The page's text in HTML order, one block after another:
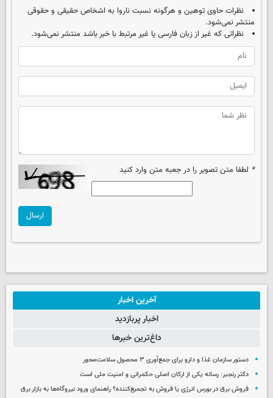
نظرات حاوی توهین و هرگونه نسبت ناروا به اشخاص حقیقی و حقوقی
منتشر نمی‌شود.
نظراتی که غیر از زبان فارسی یا غیر مرتبط با خبر باشد منتشر نمی‌شود.
* لطفا متن تصویر را در جعبه متن وارد کنید
ارسال
آخرین اخبار
اخبار پربازدید
داغ‌ترین خبرها
دستور سازمان غذا و دارو برای جمع‌آوری ۳ محصول سلامت‌محور
دکتر رنجبر: رسانه یکی از ارکان اصلی حکمرانی و امنیت ملی است
فروش برق در بورس انرژی یا فروش به تجمیع‌کننده؟ راهنمای ورود نیروگاه‌ها به بازار برق